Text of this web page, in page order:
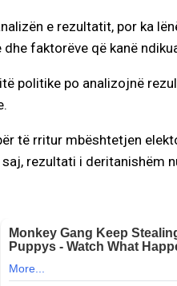
e rezultatit, por ka
faktorëve që kanë
politike po analizojnë
të rritur mbështetjen
rezultati i deritanishëm